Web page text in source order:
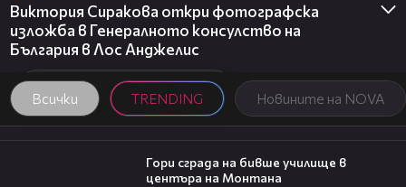
Всички TRENDING Новините на NOVA
Виктория Сиракова откри фотографска
изложба в Генералното консулство на
България в Лос Анджелис
00:08
Гори сграда на бивше училище в
центъра на Монтана